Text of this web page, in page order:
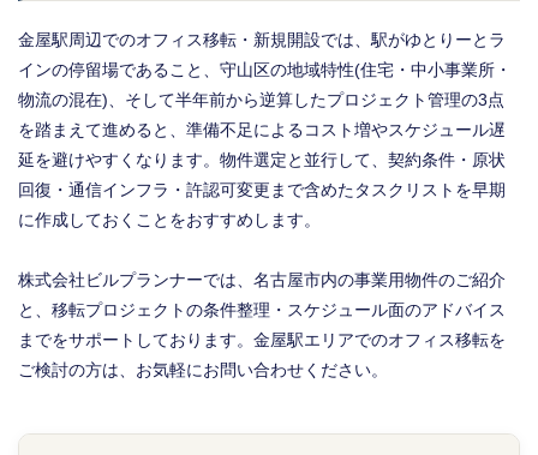
金屋駅周辺でのオフィス移転・新規開設では、駅がゆとりーとラ
インの停留場であること、守山区の地域特性(住宅・中小事業所・
物流の混在)、そして半年前から逆算したプロジェクト管理の3点
を踏まえて進めると、準備不足によるコスト増やスケジュール遅
延を避けやすくなります。物件選定と並行して、契約条件・原状
回復・通信インフラ・許認可変更まで含めたタスクリストを早期
に作成しておくことをおすすめします。
株式会社ビルプランナーでは、名古屋市内の事業用物件のご紹介
と、移転プロジェクトの条件整理・スケジュール面のアドバイス
までをサポートしております。金屋駅エリアでのオフィス移転を
ご検討の方は、お気軽にお問い合わせください。